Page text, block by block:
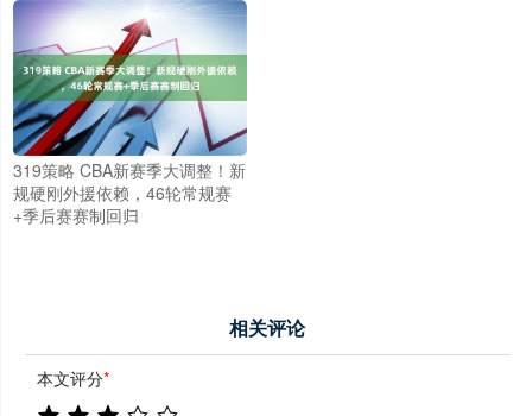
319策略 CBA新赛季大调整！新
规硬刚外援依赖，46轮常规赛
+季后赛赛制回归
相关评论
本文评分*